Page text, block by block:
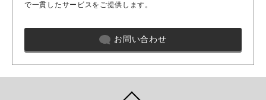
で一貫したサービスをご提供します。
お問い合わせ